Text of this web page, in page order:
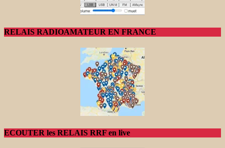
RELAIS RADIOAMATEUR EN FRANCE
ECOUTER les RELAIS RRF en live